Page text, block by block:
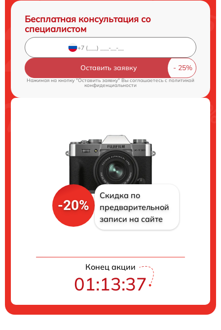
Бесплатная консультация со
специалистом
Оставить заявку
Нажимая на кнопку "Оставить заявку" Вы соглашаетесь c политикой
конфиденциальности
-20%
Скидка по
предварительной
записи на сайте
Конец акции
01:13:37